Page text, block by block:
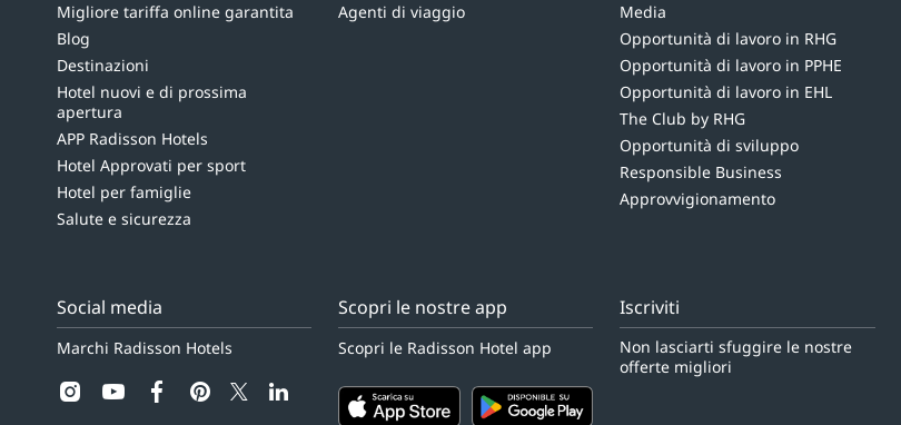
Migliore tariffa online garantita
Blog
Destinazioni
Hotel nuovi e di prossima
apertura
APP Radisson Hotels
Hotel Approvati per sport
Hotel per famiglie
Salute e sicurezza
Agenti di viaggio
Media
Opportunità di lavoro in RHG
Opportunità di lavoro in PPHE
Opportunità di lavoro in EHL
The Club by RHG
Opportunità di sviluppo
Responsible Business
Approvvigionamento
Social media
Marchi Radisson Hotels
instagram
youtubefacebook
pinterest
twitter linkedin
Scopri le nostre app
Scopri le Radisson Hotel app
Iscriviti
Non lasciarti sfuggire le nostre
offerte migliori